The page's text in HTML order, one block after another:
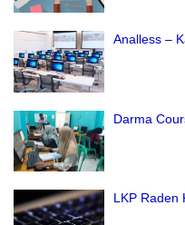
Analless –
Darma
LKP Raden